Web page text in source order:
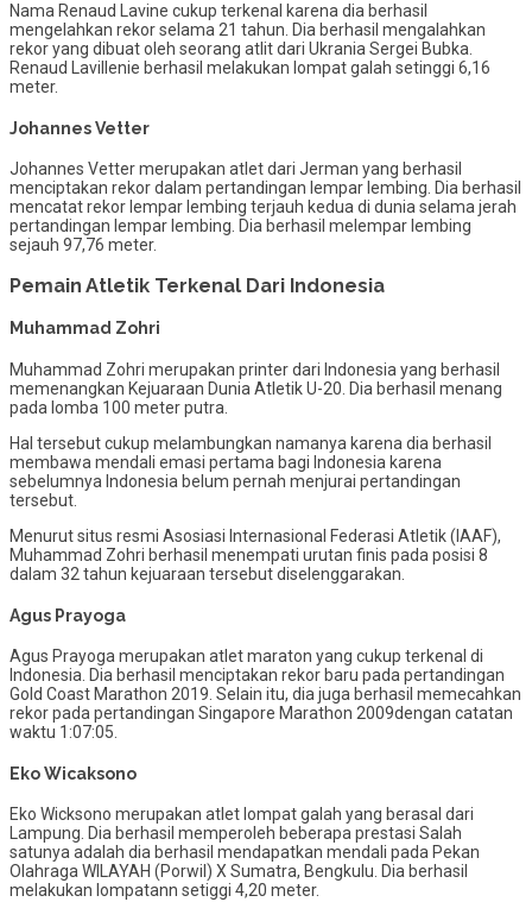
Nama Renaud Lavine cukup terkenal karena dia berhasil
mengelahkan rekor selama 21 tahun. Dia berhasil mengalahkan
rekor yang dibuat oleh seorang atlit dari Ukrania Sergei Bubka.
Renaud Lavillenie berhasil melakukan lompat galah setinggi 6,16
meter.
Johannes Vetter
Johannes Vetter merupakan atlet dari Jerman yang berhasil
menciptakan rekor dalam pertandingan lempar lembing. Dia berhasil
mencatat rekor lempar lembing terjauh kedua di dunia selama jerah
pertandingan lempar lembing. Dia berhasil melempar lembing
sejauh 97,76 meter.
Pemain Atletik Terkenal Dari Indonesia
Muhammad Zohri
Muhammad Zohri merupakan printer dari Indonesia yang berhasil
memenangkan Kejuaraan Dunia Atletik U-20. Dia berhasil menang
pada lomba 100 meter putra.
Hal tersebut cukup melambungkan namanya karena dia berhasil
membawa mendali emasi pertama bagi Indonesia karena
sebelumnya Indonesia belum pernah menjurai pertandingan
tersebut.
Menurut situs resmi Asosiasi Internasional Federasi Atletik (IAAF),
Muhammad Zohri berhasil menempati urutan finis pada posisi 8
dalam 32 tahun kejuaraan tersebut diselenggarakan.
Agus Prayoga
Agus Prayoga merupakan atlet maraton yang cukup terkenal di
Indonesia. Dia berhasil menciptakan rekor baru pada pertandingan
Gold Coast Marathon 2019. Selain itu, dia juga berhasil memecahkan
rekor pada pertandingan Singapore Marathon 2009dengan catatan
waktu 1:07:05.
Eko Wicaksono
Eko Wicksono merupakan atlet lompat galah yang berasal dari
Lampung. Dia berhasil memperoleh beberapa prestasi Salah
satunya adalah dia berhasil mendapatkan mendali pada Pekan
Olahraga WILAYAH (Porwil) X Sumatra, Bengkulu. Dia berhasil
melakukan lompatann setiggi 4,20 meter.